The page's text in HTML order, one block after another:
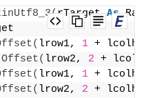
(rTarget As
( lrow1, 1 +
Offset( lrow2, 2 +
( lrow1, 1 +
( lrow2, 2 +